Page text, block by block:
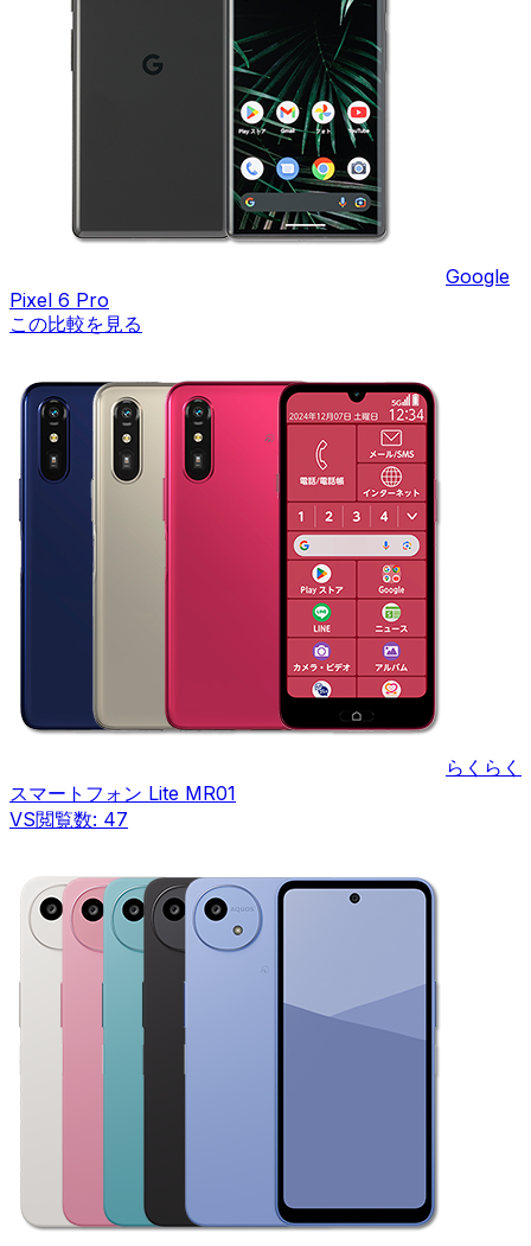
Google
Pixel 6 Pro
この比較を見る
らくらく
スマートフォン Lite MR01
VS閲覧数: 47